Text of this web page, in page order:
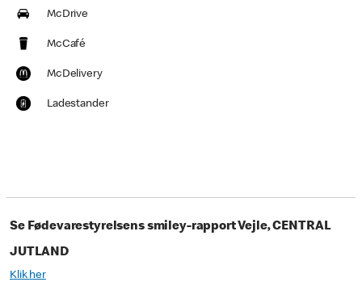
McDrive
McCafé
McDelivery
Ladestander
Se Fødevarestyrelsens smiley-rapport Vejle, CENTRAL
JUTLAND
Klik her